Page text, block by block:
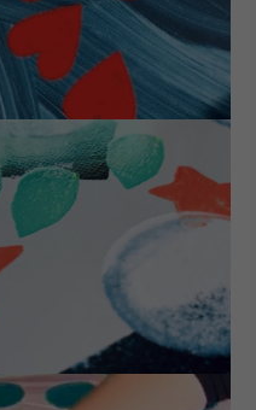
TRACOLLA MINI
DIPINTA A MANO
PRIMAVEGA
Avvisami quando
disponibile
€74,00
TRACOLLA MINI
DIPINTA A MANO
BOSCO
INFRAGOLATO
Avvisami quando
74,00
LAVORINCORSO